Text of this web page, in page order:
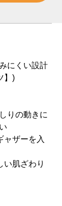
にくい設計
】)
りの動きに
ザーを入
肌ざわり